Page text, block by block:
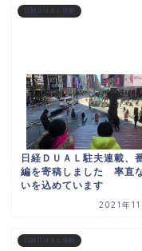
日経ＤＵＡＬ連載
日経ＤＵＡＬ駐夫連載、
編を寄稿しました 率直
いを込めています
2021年11
日経ＤＵＡＬ連載